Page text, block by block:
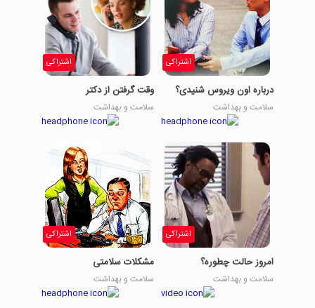
اشتراکی
درباره اون ویروس شنیدی؟
سلامت و بهداشت
اشتراکی
وقت گرفتن از دکتر
سلامت و بهداشت
اشتراکی
امروز حالت چطوره؟
سلامت و بهداشت
اشتراکی
مشکلات سلامتی
سلامت و بهداشت